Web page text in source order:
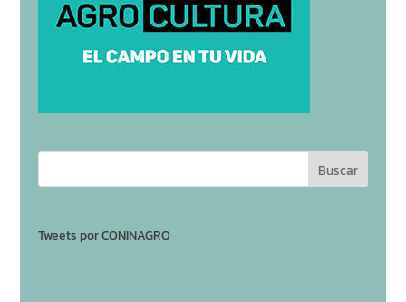
Tweets por CONINAGRO